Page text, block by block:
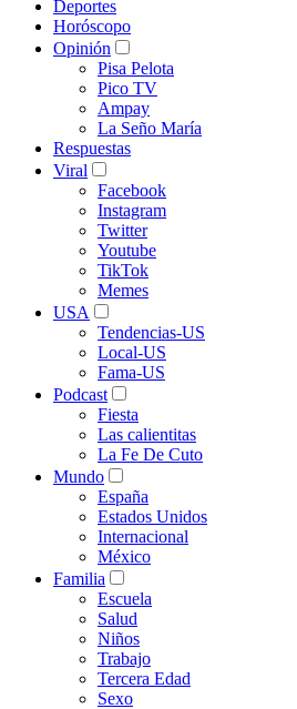
Deportes
Horóscopo
Opinión
Pisa Pelota
Pico TV
Ampay
La Seño María
Respuestas
Viral
Facebook
Instagram
Twitter
Youtube
TikTok
Memes
USA
Tendencias-US
Local-US
Fama-US
Podcast
Fiesta
Las calientitas
La Fe De Cuto
Mundo
España
Estados Unidos
Internacional
México
Familia
Escuela
Salud
Niños
Trabajo
Tercera Edad
Sexo